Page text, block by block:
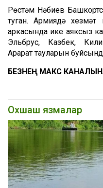
Рөстәм Нәбиев
туган. Армиядә
аркасында ике аяксыз
Эльбрус, Казбек,
Арарат тауларын
БЕЗНЕҢ МАКС
Охшаш язмалар